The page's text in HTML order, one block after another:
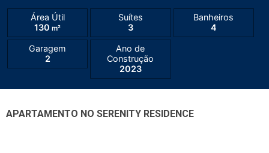
Área Útil
130 m²
Suítes
3
Banheiros
4
Garagem
2
Ano de
Construção
2023
APARTAMENTO NO SERENITY RESIDENCE